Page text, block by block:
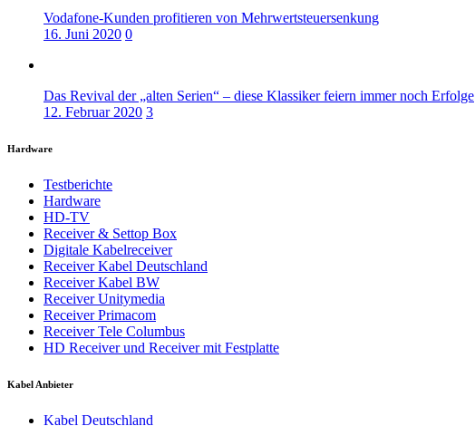
Vodafone-Kunden profitieren von Mehrwertsteuersenkung
16. Juni 2020 0
Das Revival der „alten Serien“ – diese Klassiker feiern immer noch Erfolge
12. Februar 2020 3
Hardware
Testberichte
Hardware
HD-TV
Receiver & Settop Box
Digitale Kabelreceiver
Receiver Kabel Deutschland
Receiver Kabel BW
Receiver Unitymedia
Receiver Primacom
Receiver Tele Columbus
HD Receiver und Receiver mit Festplatte
Kabel Anbieter
Kabel Deutschland